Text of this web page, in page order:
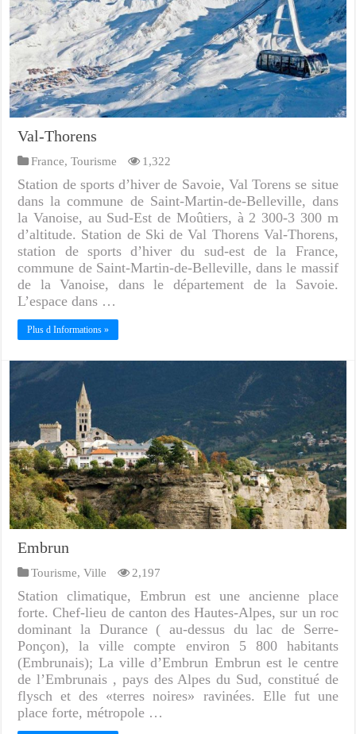
Val-Thorens
France,Tourisme 1,322
Station de sports d’hiver de Savoie, Val Torens se situe
dans la commune de Saint-Martin-de-Belleville, dans
la Vanoise, au Sud-Est de Moûtiers, à 2 300-3 300 m
d’altitude. Station de Ski de Val Thorens Val-Thorens,
station de sports d’hiver du sud-est de la France,
commune de Saint-Martin-de-Belleville, dans le massif
de la Vanoise, dans le département de la Savoie.
L’espace dans …
Plus d Informations »
Embrun
Tourisme,Ville 2,197
Station climatique, Embrun est une ancienne place
forte. Chef-lieu de canton des Hautes-Alpes, sur un roc
dominant la Durance ( au-dessus du lac de Serre-
Ponçon), la ville compte environ 5 800 habitants
(Embrunais); La ville d’Embrun Embrun est le centre
de l’Embrunais , pays des Alpes du Sud, constitué de
flysch et des «terres noires» ravinées. Elle fut une
place forte, métropole …